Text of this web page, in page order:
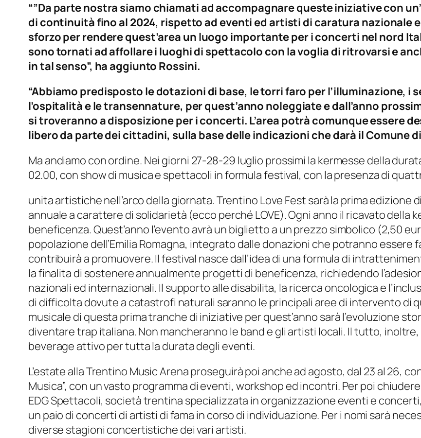
“”Da parte nostra siamo chiamati ad accompagnare queste iniziative con
di continuità fino al 2024, rispetto ad eventi ed artisti di caratura nazionale
sforzo per rendere quest’area un luogo importante per i concerti nel nord
sono tornati ad affollare i luoghi di spettacolo con la voglia di ritrovarsi e
in tal senso”, ha aggiunto Rossini.
“Abbiamo predisposto le dotazioni di base, le torri faro per l’illuminazione, i
l’ospitalità e le transennature, per quest’anno noleggiate e dall’anno
si troveranno a disposizione per i concerti. L’area potrà comunque essere
libero da parte dei cittadini, sulla base delle indicazioni che darà il Comune
Ma andiamo con ordine. Nei giorni 27-28-29 luglio prossimi la kermesse della
02.00, con show di musica e spettacoli in formula festival, con la presenza di
unita artistiche nell’arco della giornata. Trentino Love Fest sarà la prima edizione
annuale a carattere di solidarietà (ecco perché LOVE). Ogni anno il ricavato della
beneficenza. Quest’anno l’evento avrà un biglietto a un prezzo simbolico (2,50
popolazione dell’Emilia Romagna, integrato dalle donazioni che potranno
contribuirà a promuovere. Il festival nasce dall’idea di una formula di
la finalita di sostenere annualmente progetti di beneficenza, richiedendo
nazionali ed internazionali. Il supporto alle disabilita, la ricerca oncologica e
di difficolta dovute a catastrofi naturali saranno le principali aree di intervento di
musicale di questa prima tranche di iniziative per quest’anno sarà l’evoluzione
diventare trap italiana. Non mancheranno le band e gli artisti locali. Il tutto,
beverage attivo per tutta la durata degli eventi.
L’estate alla Trentino Music Arena proseguirà poi anche ad agosto, dal 23 al 26,
Musica”, con un vasto programma di eventi, workshop ed incontri. Per poi
EDG Spettacoli, società trentina specializzata in organizzazione eventi e
un paio di concerti di artisti di fama in corso di individuazione. Per i nomi sarà
diverse stagioni concertistiche dei vari artisti.